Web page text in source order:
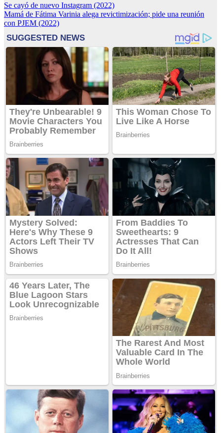
Navegación
de
entradas
Se cayó de nuevo Instagram (2022)
Mamá de Fátima Varinia alega revictimización; pide una reunión
con PJEM (2022)